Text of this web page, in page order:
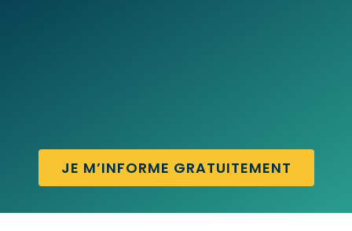
JE M’INFORME GRATUITEMENT